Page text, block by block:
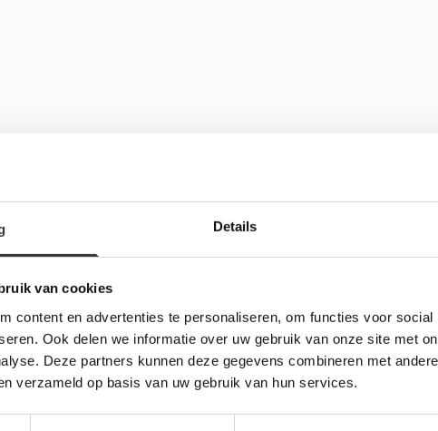
Details
van cookies
content en advertenties te personaliseren, om functies voor social
Ook delen we informatie over uw gebruik van onze site met
Deze partners kunnen deze gegevens combineren met
verzameld op basis van uw gebruik van hun services.
de veelzijdigheid van
door onze selectie van elegante douchewanden, beschikbaar in
die met hun simpele, strakke uiterlijk passen in elke badkamer,
alleen voor een functionele scheiding binnen de ruimte, maar dragen